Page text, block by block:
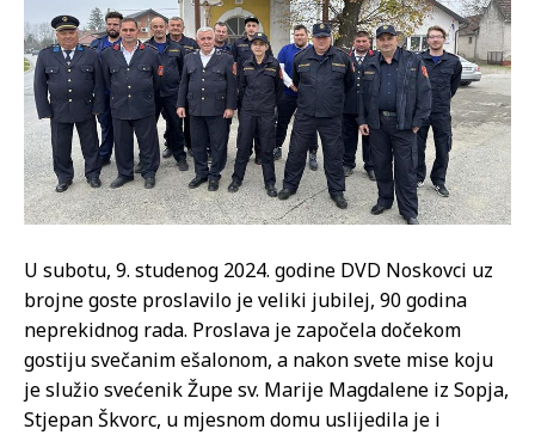
U subotu, 9. studenog 2024. godine DVD Noskovci uz
brojne goste proslavilo je veliki jubilej, 90 godina
neprekidnog rada. Proslava je započela dočekom
gostiju svečanim ešalonom, a nakon svete mise koju
je služio svećenik Župe sv. Marije Magdalene iz Sopja,
Stjepan Škvorc, u mjesnom domu uslijedila je i